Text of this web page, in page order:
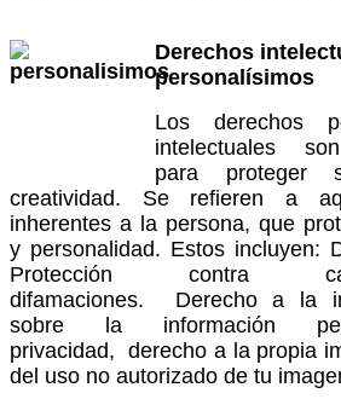
Derechos
personalísimos
Los derechos
intelectuales
para proteger
creatividad. Se refieren a
inherentes a la persona, que
y personalidad. Estos incluyen:
Protección contra
difamaciones. Derecho a la
sobre la información
privacidad, derecho a la propia
del uso no autorizado de tu